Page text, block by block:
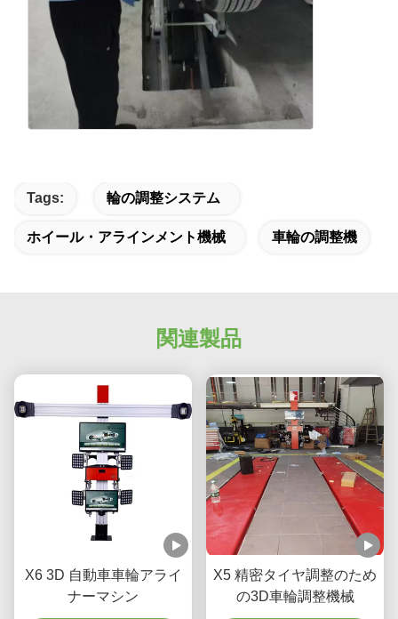
Tags: 輪の調整システム
ホイール・アラインメント機械 車輪の調整機
関連製品
X6 3D 自動車車輪アライ
ナーマシン
X5 精密タイヤ調整のため
の3D車輪調整機械